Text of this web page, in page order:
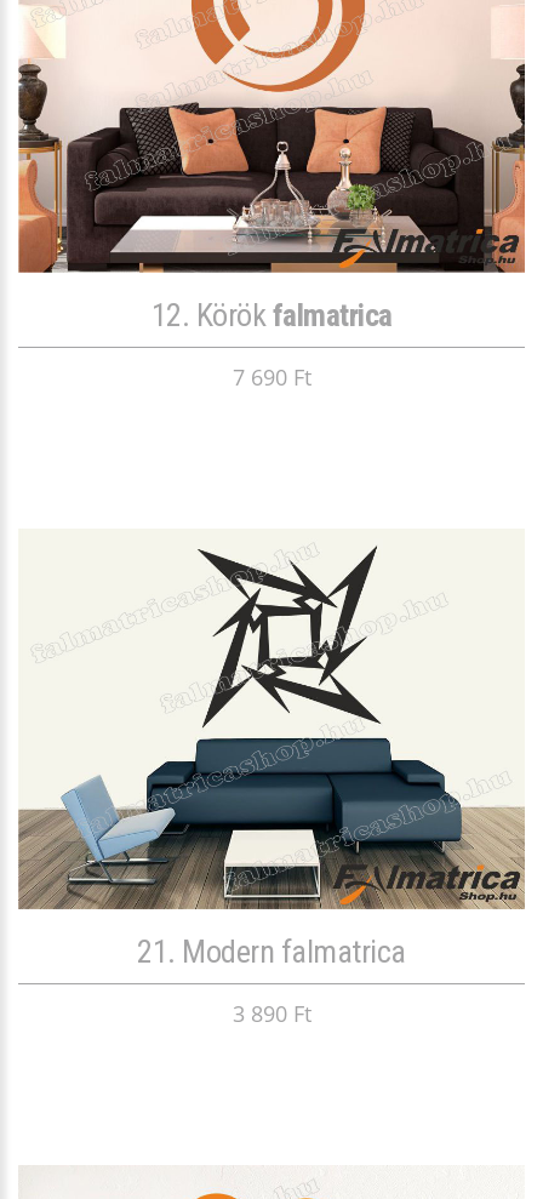
12. Körökfalmatrica
7 690 Ft
21. Modern falmatrica
3 890 Ft